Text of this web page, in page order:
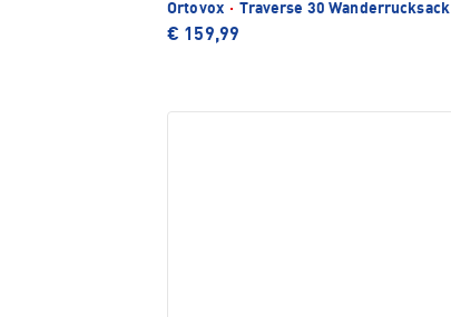
Ortovox · Traverse 30 Wanderrucksack
€ 159,99